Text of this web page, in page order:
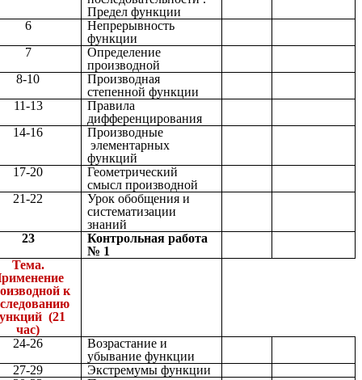
Предел функции
6
Непрерывность
функции
7
Определение
производной
8-10
Производная
степенной функции
11-13
Правила
дифференцирования
14-16
Производные
элементарных
функций
17-20
Геометрический
смысл производной
21-22
Урок обобщения и
систематизации
знаний
23
Контрольная работа
№ 1
Тема.
к
(21
час)
24-26
Возрастание и
убывание функции
27-29
Экстремумы функции